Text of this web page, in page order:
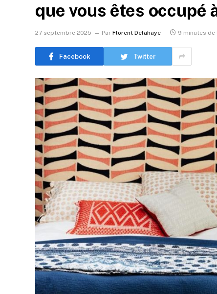
que vous êtes occupé
27 septembre 2025 Par Florent Delahaye 9 minutes
Facebook Twitter